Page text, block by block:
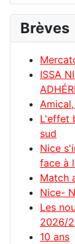
Brèves
ISSA
L'effet
sud
Nice
face à
Match
Nice-
Les
2026/
10 ans